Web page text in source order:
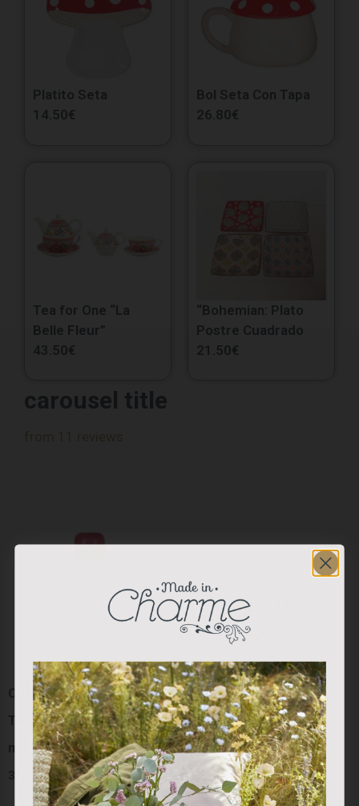
Platito Seta
14.50€
Bol Seta Con Tapa
26.80€
Tea for One “La
Belle Fleur”
43.50€
“Bohemian: Plato
Postre Cuadrado
21.50€
carousel title
Colección “Red Berry”:
Termo Blanco Berry (800
ml)
37.00€
Colección “Red Berry”:
Mug Porcelana
27.50€
Añadir al carrito